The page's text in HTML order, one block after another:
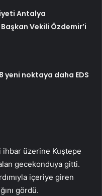
Antalya
Vekili Özdemir’i
yeni noktaya daha EDS
üzerine Kuştepe
gecekonduya gitti.
içeriye giren
gördü.